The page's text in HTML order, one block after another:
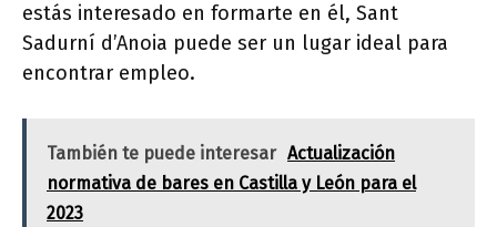
estás interesado en formarte en él, Sant
Sadurní d’Anoia puede ser un lugar ideal para
encontrar empleo.
También te puede interesar Actualización
normativa de bares en Castilla y León para el
2023